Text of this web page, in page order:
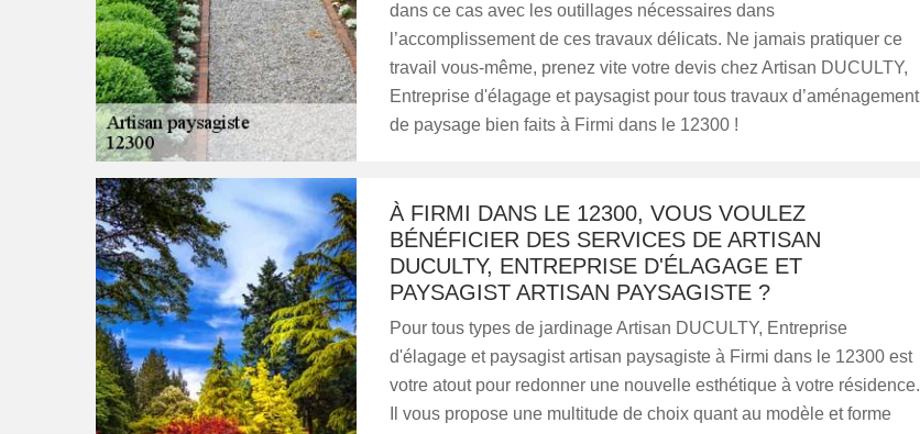
dans ce cas avec les outillages nécessaires dans
l’accomplissement de ces travaux délicats. Ne jamais pratiquer ce
travail vous-même, prenez vite votre devis chez Artisan DUCULTY,
Entreprise d'élagage et paysagist pour tous travaux d’aménagement
de paysage bien faits à Firmi dans le 12300 !
À FIRMI DANS LE 12300, VOUS VOULEZ
BÉNÉFICIER DES SERVICES DE ARTISAN
DUCULTY, ENTREPRISE D'ÉLAGAGE ET
PAYSAGIST ARTISAN PAYSAGISTE ?
Pour tous types de jardinage Artisan DUCULTY, Entreprise
d'élagage et paysagist artisan paysagiste à Firmi dans le 12300 est
votre atout pour redonner une nouvelle esthétique à votre résidence.
Il vous propose une multitude de choix quant au modèle et forme